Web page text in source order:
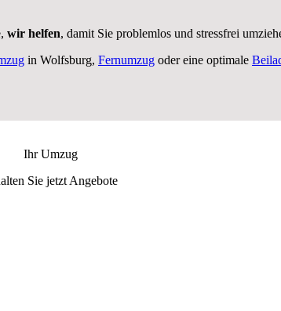
wir helfen, damit Sie problemlos und stressfrei
in Wolfsburg, Fernumzug oder eine optimale
Ihr Umzug
Sie jetzt Angebote